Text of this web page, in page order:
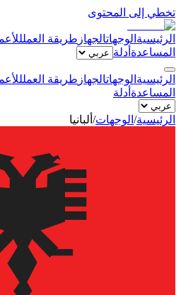
تخطي إلى المحتوى
الرئيسية الوجهاتالجهاز طريقة العمل
المساعدة أدلة
الرئيسية الوجهاتالجهاز طريقة العمل
المساعدة أدلة
الرئيسية/ الوجهات/ ألبانيا